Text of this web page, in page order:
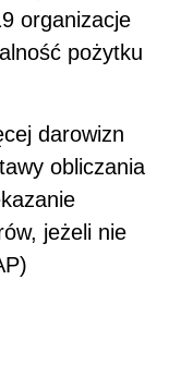
organizacje
pożytku
darowizn
obliczania
jeżeli nie